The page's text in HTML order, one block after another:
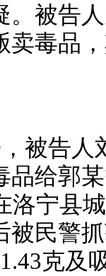
。被告
卖毒品
告人
给郭
洛宁县
被民警
克及